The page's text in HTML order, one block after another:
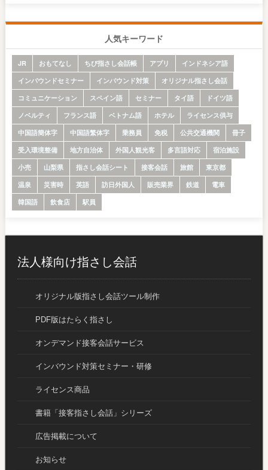
人気キーワード
JR おもてなし ちび指さし会話帳 アプリ
インドネシア語
インバウンドセミナー
インバウンド対策
オリジナル指さし会話
コミュニケーション
スペイン語 セミナー タイ語
ドイツ語
ノベルティ
フランス語 ベトナム語 ホテル
ライセンス供与
中国語簡体字
中国語繁体字 乗務員 免税 公共交通機関
冊子
受入環境整備
地方自治体 外国人観光客 多言語対応
宿泊施設
小売
山梨県 指さし会話シート 接客会話 旅館
東京都
温泉
災害時 英語 訪日外国人 販売業界 鉄道
電車
韓国語
飲食店 駅員
法人様向け指さし会話
オリジナル版指さし会話ツール制作
PDF版はたらく指さし
オンデマンド接客会話サービス
インバウンド対策セミナー・研修
ライセンス商品
書籍「接客指さし会話」シリーズ
広告掲載について
お知らせ